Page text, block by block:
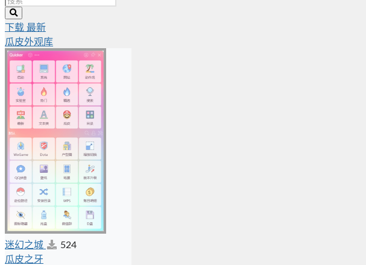
下载 最新
瓜皮外观库
迷幻之城
524
瓜皮之牙